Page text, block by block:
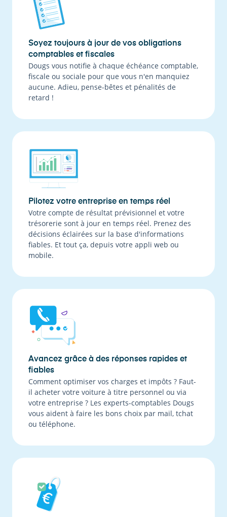
Soyez toujours à jour de vos obligations
comptables et fiscales
Dougs vous notifie à chaque échéance comptable,
fiscale ou sociale pour que vous n'en manquiez
aucune. Adieu, pense-bêtes et pénalités de
retard !
Pilotez votre entreprise en temps réel
Votre compte de résultat prévisionnel et votre
trésorerie sont à jour en temps réel. Prenez des
décisions éclairées sur la base d'informations
fiables. Et tout ça, depuis votre appli web ou
mobile.
Avancez grâce à des réponses rapides et
fiables
Comment optimiser vos charges et impôts ? Faut-
il acheter votre voiture à titre personnel ou via
votre entreprise ? Les experts-comptables Dougs
vous aident à faire les bons choix par mail, tchat
ou téléphone.